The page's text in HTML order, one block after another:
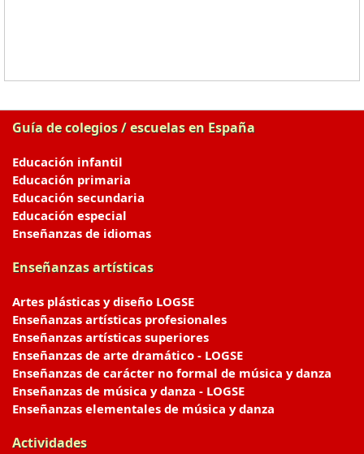
Guía de colegios / escuelas en España
Educación infantil
Educación primaria
Educación secundaria
Educación especial
Enseñanzas de idiomas
Enseñanzas artísticas
Artes plásticas y diseño LOGSE
Enseñanzas artísticas profesionales
Enseñanzas artísticas superiores
Enseñanzas de arte dramático - LOGSE
Enseñanzas de carácter no formal de música y danza
Enseñanzas de música y danza - LOGSE
Enseñanzas elementales de música y danza
Actividades